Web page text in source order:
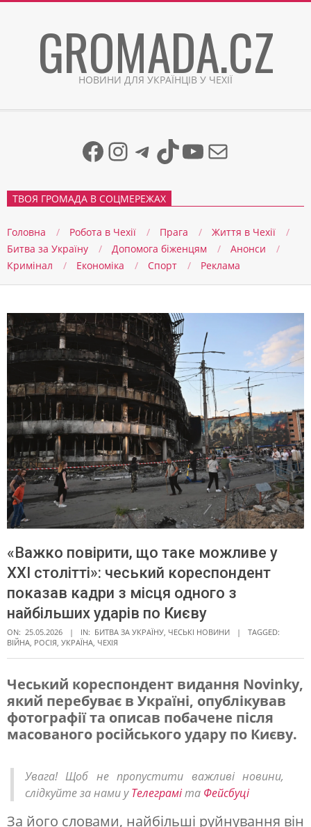
GROMADA.CZ
НОВИНИ ДЛЯ УКРАЇНЦІВ У ЧЕХІЇ
Facebook
Instagram
Telegram
TikTok
YouTube
Mail
ТВОЯ ГРОМАДА В СОЦМЕРЕЖАХ
Головна Робота в Чехії Прага
Життя в Чеxії
Битва за Україну
Допомога біженцям
Анонси
Кримінал
Економіка Спорт Реклама
«Важко повірити, що таке можливе у
XXI столітті»: чеський кореспондент
показав кадри з місця одного з
найбільших ударів по Києву
ON: 25.05.2026 IN: БИТВА ЗА УКРАЇНУ, ЧЕСЬКІ НОВИНИ
TAGGED:
ВІЙНА, РОСІЯ, УКРАЇНА, ЧЕХІЯ
«
В
ж
о
Чеський кореспондент видання Novinky,
який перебуває в Україні, опублікував
фотографії та описав побачене після
масованого російського удару по Києву.
Увага! Щоб не пропустити важливі новини,
слідкуйте за нами уТелеграміта Фейсбуці
За його словами, найбільші руйнування він